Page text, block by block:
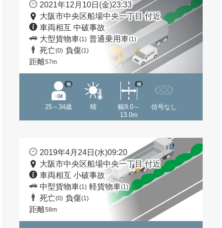
2021年12月10日(金)23:33
大阪市中央区船場中央一丁目 付近
車両相互 中破事故
大型貨物車(1) 普通乗用車(1)
死亡(0) 負傷(1)
距離57m
25～34歳
他
晴
幅9.0～
13.0m
他
信号なし
2019年4月24日(水)09:20
大阪市中央区船場中央一丁目 付近
車両相互 小破事故
中型貨物車(1) 軽貨物車(1)
死亡(0) 負傷(1)
距離58m